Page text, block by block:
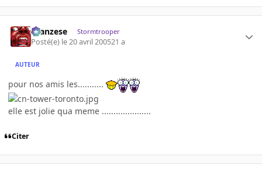
ilcanzese Stormtrooper
Posté(e) le 20 avril 200521 a
AUTEUR
pour nos amis les...........
elle est jolie qua meme .....................
Citer